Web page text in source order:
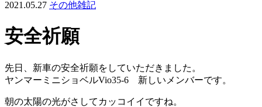
2021.05.27 その他雑記
安全祈願
先日、新車の安全祈願をしていただきました。
ヤンマーミニショベルVio35-6 新しいメンバーです。
朝の太陽の光がさしてカッコイイですね。